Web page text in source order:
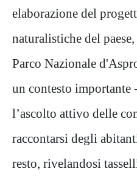
elaborazione del
naturalistiche del
Parco Nazionale
un contesto importante
l’ascolto attivo delle
raccontarsi degli
resto, rivelandosi